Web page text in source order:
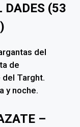
DADES (53
del
de
del Targht.
y noche.
–